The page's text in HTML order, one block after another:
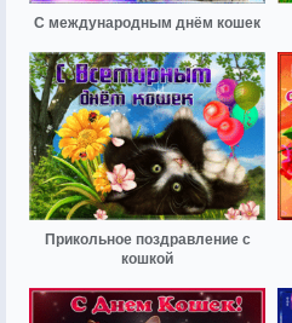
С международным днём кошек
Прикольное поздравление с
кошкой